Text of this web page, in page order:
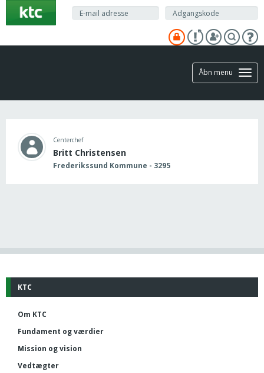
hovedindhold
Åbn menu
Centerchef
Britt Christensen
Frederikssund Kommune - 3295
KTC
Om KTC
Fundament og værdier
Mission og vision
Vedtægter